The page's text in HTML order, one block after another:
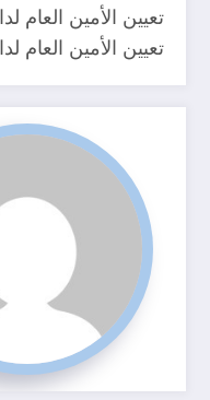
تعيين الأمين العام
تعيين الأمين العام